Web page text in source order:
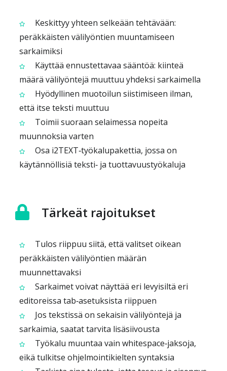
Keskittyy yhteen selkeään tehtävään:
peräkkäisten välilyöntien muuntamiseen
sarkaimiksi
Käyttää ennustettavaa sääntöä: kiinteä
määrä välilyöntejä muuttuu yhdeksi sarkaimella
Hyödyllinen muotoilun siistimiseen ilman,
että itse teksti muuttuu
Toimii suoraan selaimessa nopeita
muunnoksia varten
Osa i2TEXT‑työkalupakettia, jossa on
käytännöllisiä teksti‑ ja tuottavuustyökaluja
Tärkeät rajoitukset
Tulos riippuu siitä, että valitset oikean
peräkkäisten välilyöntien määrän
muunnettavaksi
Sarkaimet voivat näyttää eri levyisiltä eri
editoreissa tab‑asetuksista riippuen
Jos tekstissä on sekaisin välilyöntejä ja
sarkaimia, saatat tarvita lisäsiivousta
Työkalu muuntaa vain whitespace‑jaksoja,
eikä tulkitse ohjelmointikielten syntaksia